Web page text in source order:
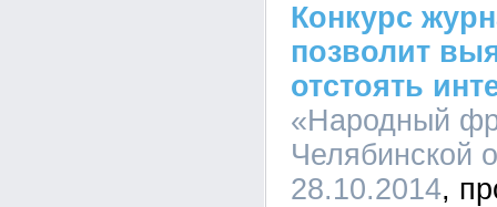
Конкурс
позволит
отстоять
«Народный
Челябинской
28.10.2014